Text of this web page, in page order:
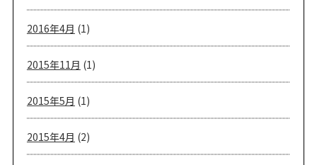
2016年4月 (1)
2015年11月 (1)
2015年5月 (1)
2015年4月 (2)